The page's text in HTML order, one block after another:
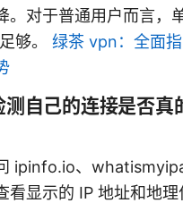
。对于普通用户而言，
够。 绿茶 vpn：全面
测自己的连接是否真
ipinfo.io、
看显示的 IP 地址和地